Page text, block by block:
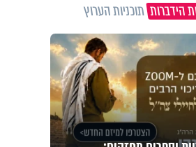
הידברותתוכניות הערוץ